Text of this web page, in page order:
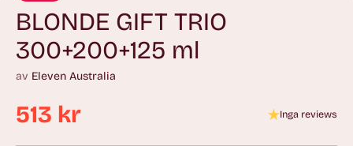
BLONDE GIFT TRIO
300+200+125 ml
av Eleven Australia
Ordinarie
513 kr Inga reviews